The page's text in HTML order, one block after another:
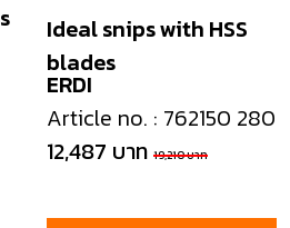
ERDI
Ideal snips with HSS
blades
Article no. : 762150 280
12,487 บาท 19,210 บาท